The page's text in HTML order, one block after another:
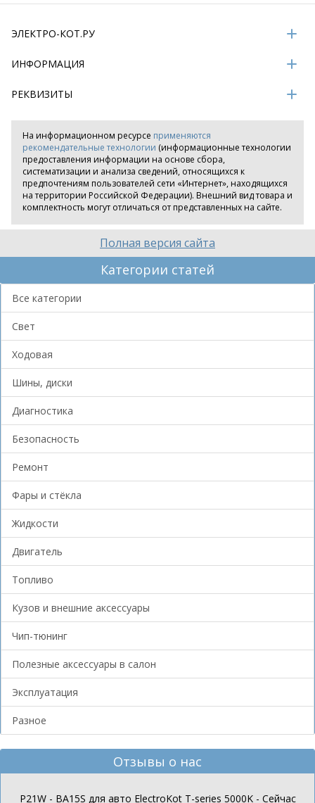
ЭЛЕКТРО-КОТ.РУ
ИНФОРМАЦИЯ
РЕКВИЗИТЫ
На информационном ресурсе применяются
рекомендательные технологии (информационные технологии
предоставления информации на основе сбора,
систематизации и анализа сведений, относящихся к
предпочтениям пользователей сети «Интернет», находящихся
на территории Российской Федерации). Внешний вид товара и
комплектность могут отличаться от представленных на сайте.
Полная версия сайта
Категории статей
Все категории
Свет
Ходовая
Шины, диски
Диагностика
Безопасность
Ремонт
Фары и стёкла
Жидкости
Двигатель
Топливо
Кузов и внешние аксессуары
Чип-тюнинг
Полезные аксессуары в салон
Эксплуатация
Разное
Отзывы о нас
P21W - BA15S для авто ElectroKot T-series 5000K - Сейчас